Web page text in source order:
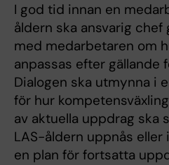
I god tid innan en
åldern ska ansvarig
med medarbetaren om
anpassas efter gällande
Dialogen ska utmynna i
för hur
av aktuella uppdrag ska
LAS-åldern uppnås eller
en plan för fortsatta